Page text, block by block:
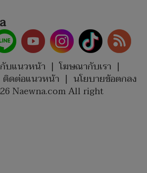
กับแนวหน้า | โฆษณากับเรา |
ติดต่อแนวหน้า | นโยบายข้อตกลง
Naewna.com All right